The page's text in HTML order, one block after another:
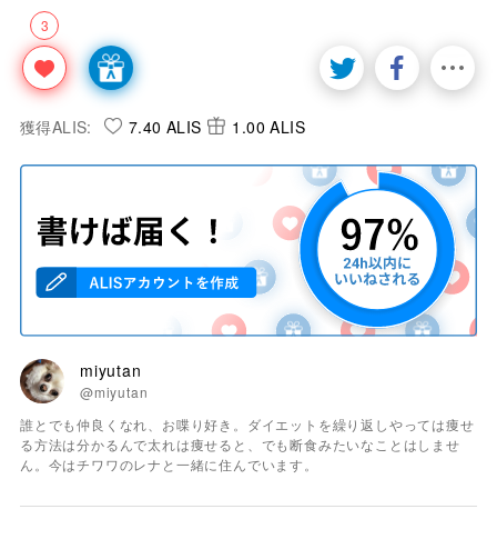
3
獲得ALIS: 7.40 ALIS 1.00 ALIS
miyutan
@miyutan
誰とでも仲良くなれ、お喋り好き。ダイエットを繰り返しやっては痩せ
る方法は分かるんで太れは痩せると、でも断食みたいなことはしませ
ん。今はチワワのレナと一緒に住んでいます。